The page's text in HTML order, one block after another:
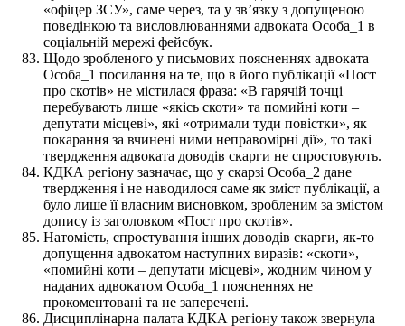
«офіцер ЗСУ», саме через, та у зв’язку з допущеною
поведінкою та висловлюваннями адвоката Особа_1 в
соціальній мережі фейсбук.
Щодо зробленого у письмових поясненнях адвоката
Особа_1 посилання на те, що в його публікації «Пост
про скотів» не містилася фраза: «В гарячій точці
перебувають лише «якісь скоти» та помийні коти –
депутати місцеві», які «отримали туди повістки», як
покарання за вчинені ними неправомірні дії», то такі
твердження адвоката доводів скарги не спростовують.
КДКА регіону зазначає, що у скарзі Особа_2 дане
твердження і не наводилося саме як зміст публікації, а
було лише її власним висновком, зробленим за змістом
допису із заголовком «Пост про скотів».
Натомість, спростування інших доводів скарги, як-то
допущення адвокатом наступних виразів: «скоти»,
«помийні коти – депутати місцеві», жодним чином у
наданих адвокатом Особа_1 поясненнях не
прокоментовані та не заперечені.
Дисциплінарна палата КДКА регіону також звернула